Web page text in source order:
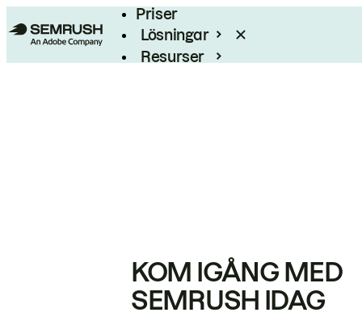
Priser
Lösningar
Resurser
KOM IGÅNG MED
SEMRUSH IDAG